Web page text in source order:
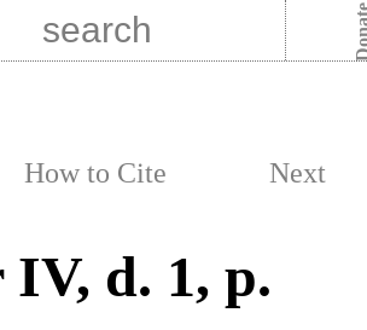
How to Cite Next
d. 1, p.